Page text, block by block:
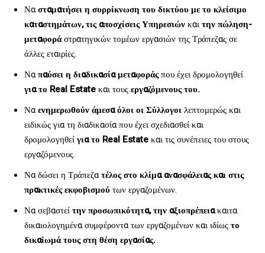
Νασταματήσει η συρρίκνωση του δικτύου με το κλείσιμο
καταστημάτων, τις αποσχίσεις Υπηρεσιώνκαιτην πώληση-
μεταφοράστρατηγικών τομέων εργασιών της Τράπεζας σε
άλλες εταιρίες.
Ναπαύσει η διαδικασία μεταφοράςπου έχει δρομολογηθεί
για το Real Estateκαι τουςεργαζόμενους του.
Ναενημερωθούν άμεσα όλοι οι Σύλλογοιλεπτομερώς και
ειδικώς για τη διαδικασία που έχει σχεδιασθεί και
δρομολογηθείγια το Real Estateκαι τις συνέπειες του στους
εργαζόμενους.
Να δώσει η Τράπεζατέλος στο κλίμα ανασφάλειας και στις
πρακτικές εκφοβισμούτων εργαζομένων.
Να σεβαστείτην προσωπικότητα, την αξιοπρέπειακαιτα
δικαιολογημένα συμφέροντα των εργαζομένων και ιδίωςτο
δικαίωμά τους στη θέση εργασίας.